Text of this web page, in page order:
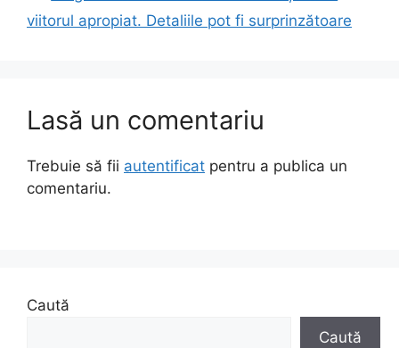
viitorul apropiat. Detaliile pot fi surprinzătoare
Lasă un comentariu
Trebuie să fii autentificat pentru a publica un
comentariu.
Caută
Caută